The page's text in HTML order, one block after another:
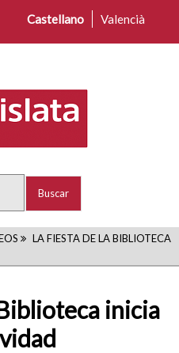
Castellano Valencià
RUTA
DE
NAVEGACIÓN
LA FIESTA DE LA BIBLIOTECA
inicia